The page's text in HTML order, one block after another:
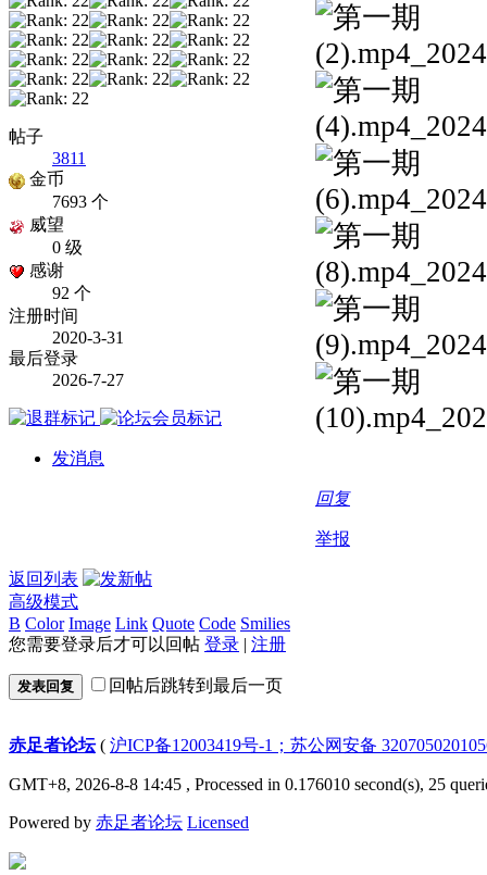
帖子
3811
金币
7693 个
威望
0 级
感谢
92 个
注册时间
2020-3-31
最后登录
2026-7-27
发消息
回复
举报
返回列表
高级模式
B Color Image Link Quote Code Smilies
您需要登录后才可以回帖 登录 | 注册
发表回复 回帖后跳转到最后一页
赤足者论坛( 沪ICP备12003419号-1；苏公网安备
GMT+8, 2026-8-8 14:45 , Processed in 0.176010 second(s), 25
Powered by 赤足者论坛 Licensed